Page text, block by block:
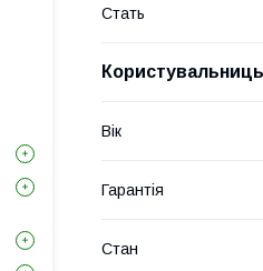
Стать
Вік
Гарантія
Стан